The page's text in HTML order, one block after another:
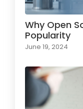
Why Open
Popularity
June 19, 2024